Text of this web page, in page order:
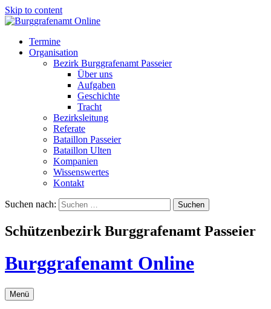
Skip to content
Termine
Organisation
Bezirk Burggrafenamt Passeier
Über uns
Aufgaben
Geschichte
Tracht
Bezirksleitung
Referate
Bataillon Passeier
Bataillon Ulten
Kompanien
Wissenswertes
Kontakt
Suchen nach:
Schützenbezirk Burggrafenamt Passeier
Burggrafenamt Online
Menü